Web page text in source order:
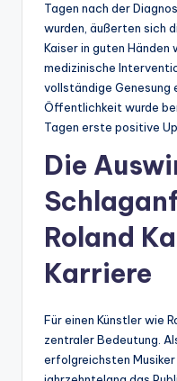
Tagen nach der
wurden, äußerten sich
Kaiser in guten Händen
medizinische
vollständige Genesung
Öffentlichkeit wurde
Tagen erste positive
Die
Roland
Karriere
Für einen Künstler wie
zentraler Bedeutung.
erfolgreichsten